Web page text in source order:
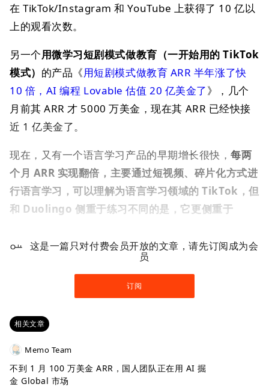
在 TikTok/Instagram 和 YouTube 上获得了 10 亿以
上的观看次数。
另一个用微学习短剧模式做教育（一开始用的 TikTok
模式） 的产品《用短剧模式做教育 ARR 半年涨了快
10 倍，AI 编程 Lovable 估值 20 亿美金了》，几个
月前其 ARR 才 5000 万美金，现在其 ARR 已经快接
近 1 亿美金了。
现在，又有一个语言学习产品的早期增长很快，每两
个月 ARR 实现翻倍，主要通过短视频、碎片化方式进
行语言学习，可以理解为语言学习领域的 TikTok，但
和 Duolingo 侧重于练习不同的是，它更侧重于
这是一篇只对付费会员开放的文章，请先订阅成为会
员
订阅
相关文章
Memo Team
不到 1 月 100 万美金 ARR，国人团队正在用 AI 掘
金 Global 市场